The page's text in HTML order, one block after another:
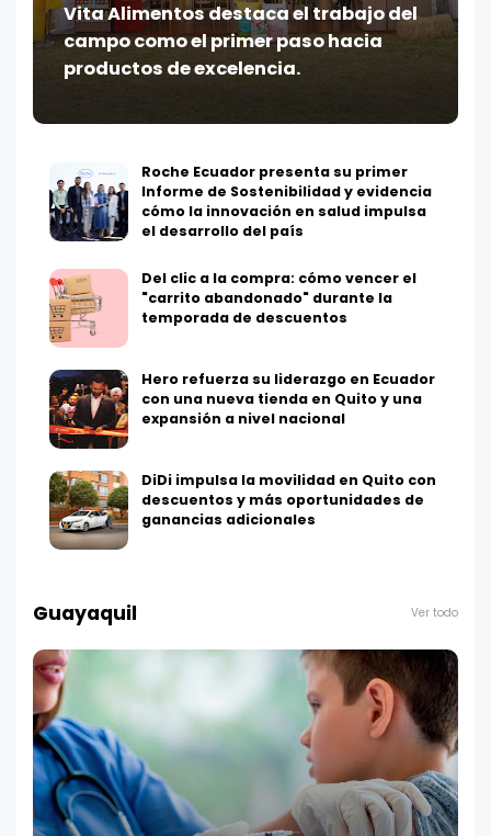
Vita Alimentos destaca el trabajo del
campo como el primer paso hacia
productos de excelencia.
Roche Ecuador presenta su primer
Informe de Sostenibilidad y evidencia
cómo la innovación en salud impulsa
el desarrollo del país
Del clic a la compra: cómo vencer el
"carrito abandonado" durante la
temporada de descuentos
Hero refuerza su liderazgo en Ecuador
con una nueva tienda en Quito y una
expansión a nivel nacional
DiDi impulsa la movilidad en Quito con
descuentos y más oportunidades de
ganancias adicionales
Guayaquil Ver todo